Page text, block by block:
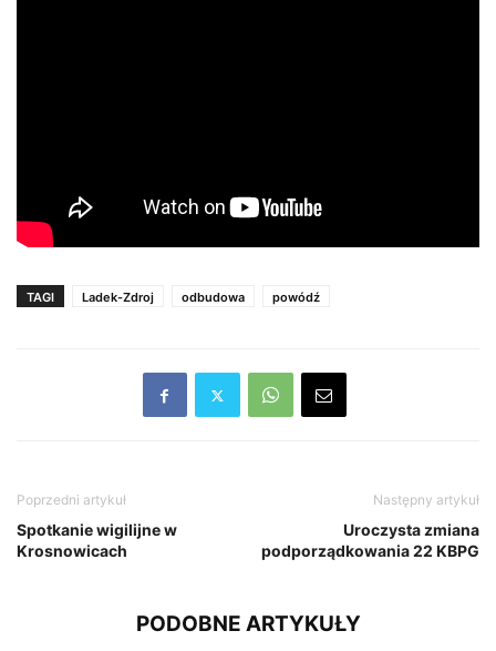
TAGI Ladek-Zdroj odbudowa powódź
Poprzedni artykuł
Spotkanie wigilijne w
Krosnowicach
Następny artykuł
Uroczysta zmiana
podporządkowania 22 KBPG
PODOBNE ARTYKUŁY